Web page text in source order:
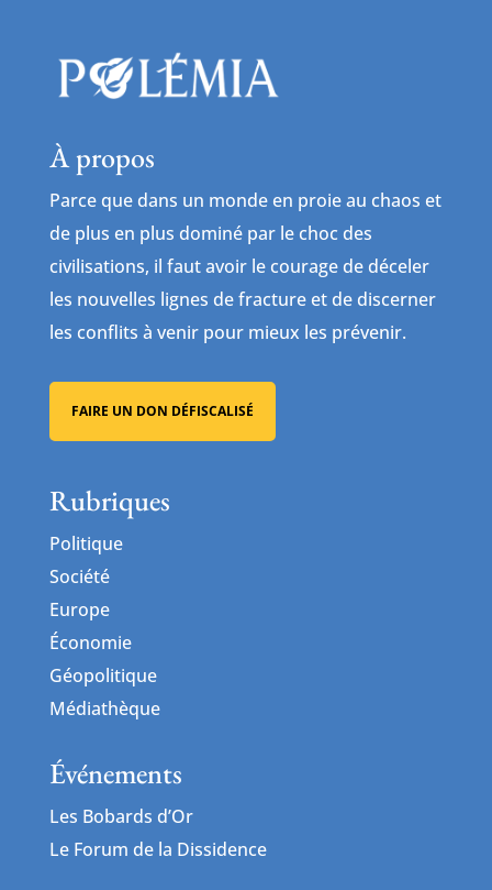
À propos
Parce que dans un monde en proie au chaos et
de plus en plus dominé par le choc des
civilisations, il faut avoir le courage de déceler
les nouvelles lignes de fracture et de discerner
les conflits à venir pour mieux les prévenir.
FAIRE UN DON DÉFISCALISÉ
Rubriques
Politique
Société
Europe
Économie
Géopolitique
Médiathèque
Événements
Les Bobards d’Or
Le Forum de la Dissidence